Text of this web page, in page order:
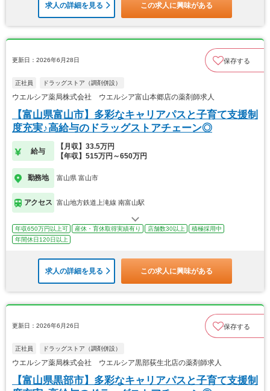
求人の詳細を見る この求人に興味がある
更新日：2026年6月28日 保存する
正社員 ドラッグストア（調剤併設）
ウエルシア薬局株式会社 ウエルシア富山本郷店の薬剤師求人
【富山県富山市】多彩なキャリアパスと子育て支援制
度充実♪高給与のドラッグストアチェーン◎
給与
【月収】33.5万円
【年収】515万円～650万円
勤務地 富山県 富山市
アクセス 富山地方鉄道上滝線 南富山駅
年収650万円以上可 産休・育休取得実績有り 店舗数30以上
積極採用中
年間休日120日以上
求人の詳細を見る この求人に興味がある
更新日：2026年6月26日 保存する
正社員 ドラッグストア（調剤併設）
ウエルシア薬局株式会社 ウエルシア黒部荻生北店の薬剤師求人
【富山県黒部市】多彩なキャリアパスと子育て支援制